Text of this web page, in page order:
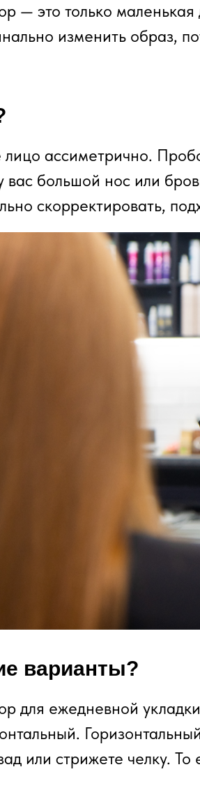
— это только
изменить образ,
ассиметрично.
вас большой нос или
скорректировать,
варианты?
для ежедневной
или стрижете челку.